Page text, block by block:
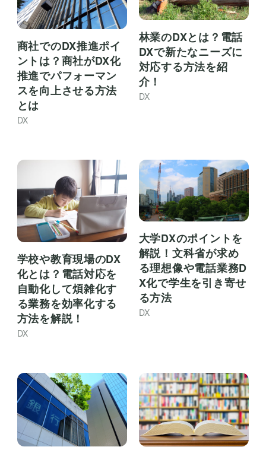
商社でのDX推進ポイ
ントは？商社がDX化
推進でパフォーマン
スを向上させる方法
とは
DX
林業のDXとは？電話
DXで新たなニーズに
対応する方法を紹
介！
DX
学校や教育現場のDX
化とは？電話対応を
自動化して煩雑化す
る業務を効率化する
方法を解説！
DX
大学DXのポイントを
解説！文科省が求め
る理想像や電話業務D
X化で学生を引き寄せ
る方法
DX